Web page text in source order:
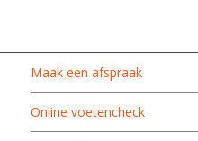
Maak een afspraak
Online voetencheck